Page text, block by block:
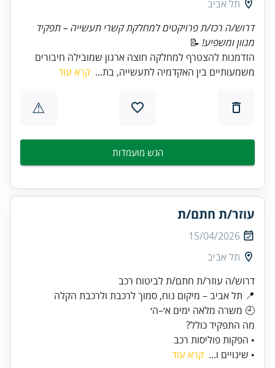
תל אביב
דרוש/ה רכז/ת פרויקטים למחלקת קשרי תעשייה – תפקיד
מגוון ומשפיע! 📝
הזדמנות להצטרף למחלקה חוצה ארגון שמובילה חיבורים
משמעותיים בין האקדמיה לתעשייה, בת... קרא עוד
⚠
הגש מועמדות
עוזר/ת חתם/ת
15/04/2026
תל אביב
• הפקות פוליסות רכב
• שינויים ו... קרא עוד